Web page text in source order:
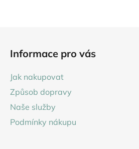
Informace pro vás
Jak nakupovat
Způsob dopravy
Naše služby
Podmínky nákupu